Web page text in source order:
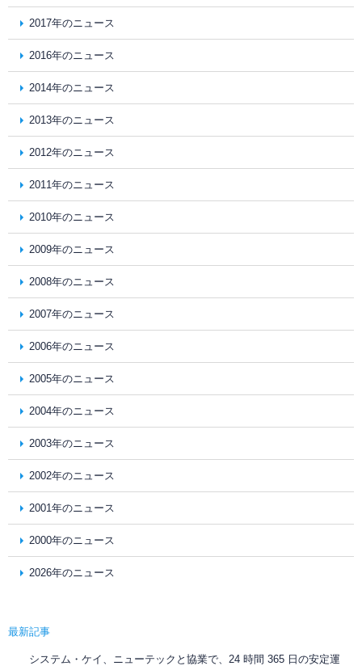
2017年のニュース
2016年のニュース
2014年のニュース
2013年のニュース
2012年のニュース
2011年のニュース
2010年のニュース
2009年のニュース
2008年のニュース
2007年のニュース
2006年のニュース
2005年のニュース
2004年のニュース
2003年のニュース
2002年のニュース
2001年のニュース
2000年のニュース
2026年のニュース
最新記事
システム・ケイ、ニューテックと協業で、24 時間 365 日の安定運